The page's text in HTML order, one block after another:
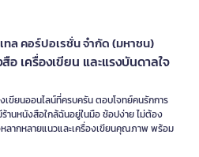
ทล คอร์ปอเรชั่น จำกัด (มหาชน)
อ เครื่องเขียน และแรงบันดาลใจ
เขียนออนไลน์ที่ครบครัน ตอบโจทย์คนรักการ
านหนังสือใกล้ฉันอยู่ในมือ ช้อปง่าย ไม่ต้อง
ลากหลายแนวและเครื่องเขียนคุณภาพ พร้อม